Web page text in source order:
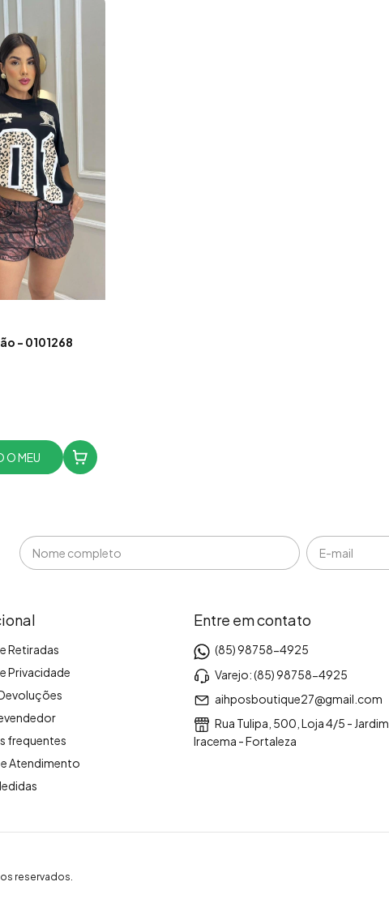
- 0101268
O MEU
Retiradas
Privacidade
frequentes
Atendimento
Entre em contato
(85) 98758-4925
Varejo: (85) 98758-4925
aihposboutique27@gmail.com
Rua Tulipa, 500, Loja 4/5 - Jardim
Iracema - Fortaleza
reservados.